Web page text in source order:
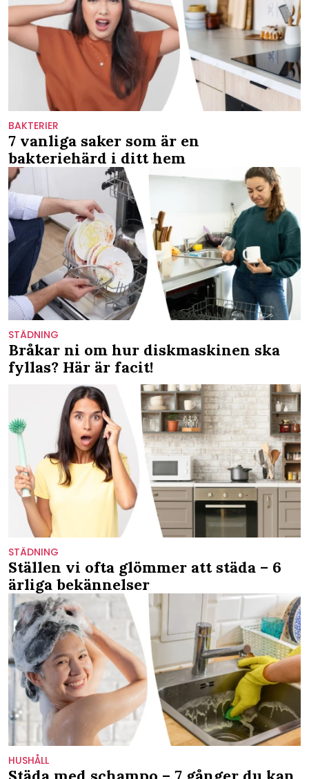
BAKTERIER
7 vanliga saker som är en
bakteriehärd i ditt hem
STÄDNING
Bråkar ni om hur diskmaskinen ska
fyllas? Här är facit!
STÄDNING
Ställen vi ofta glömmer att städa – 6
ärliga bekännelser
HUSHÅLL